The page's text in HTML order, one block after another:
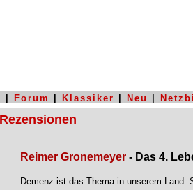
Forum Klassiker Neu
Rezensionen
Reimer Gronemeyer - Das 4.
Demenz ist das Thema in unserem Land.